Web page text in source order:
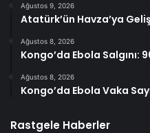
Ağustos 9, 2026
Atatürk’ün Havza’ya
Ağustos 8, 2026
Kongo’da Ebola Salgını:
Ağustos 8, 2026
Kongo’da Ebola Vaka
Rastgele Haberler